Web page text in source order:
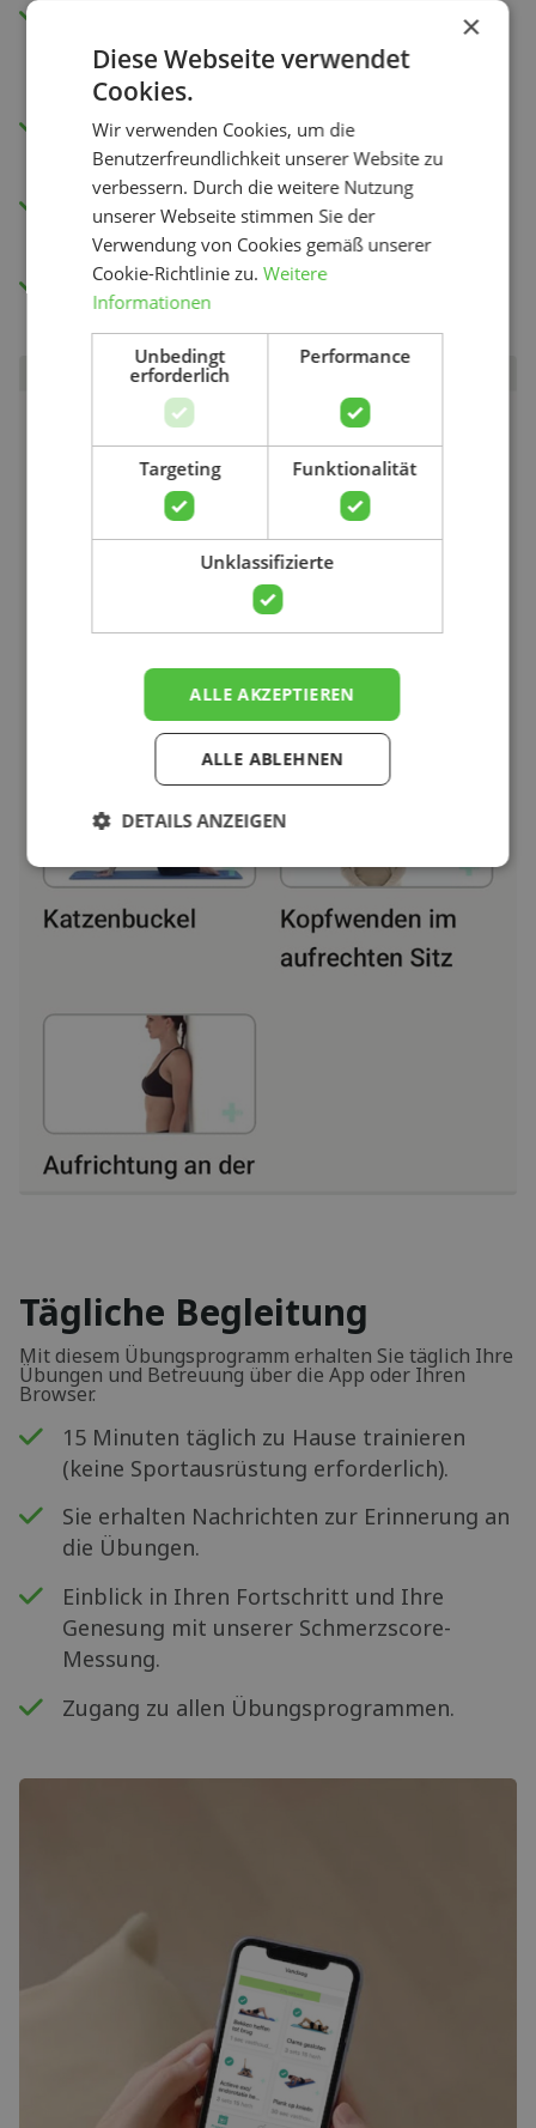
unserer App oder über Ihren
Internetbrowser an.
Wöchentlich neue Übungen zur
Verbesserung Ihrer Belastbarkeit.
Einsicht in Ihren Fortschritt und Ihre
Genesung mit unserer Schmerzbewertung.
Zugang zu allen Videos.
Tägliche Begleitung
Mit diesem Übungsprogramm erhalten Sie täglich Ihre
Übungen und Betreuung über die App oder Ihren
Browser.
15 Minuten täglich zu Hause trainieren
(keine Sportausrüstung erforderlich).
Sie erhalten Nachrichten zur Erinnerung an
die Übungen.
Einblick in Ihren Fortschritt und Ihre
Genesung mit unserer Schmerzscore-
Messung.
Zugang zu allen Übungsprogrammen.
×
Diese Webseite verwendet
Cookies.
Wir verwenden Cookies, um die
Benutzerfreundlichkeit unserer Website zu
verbessern. Durch die weitere Nutzung
unserer Webseite stimmen Sie der
Verwendung von Cookies gemäß unserer
Cookie-Richtlinie zu.Weitere
Informationen
Unbedingt
erforderlich
Performance
Targeting Funktionalität
Unklassifizierte
ALLE AKZEPTIEREN
ALLE ABLEHNEN
DETAILS ANZEIGEN